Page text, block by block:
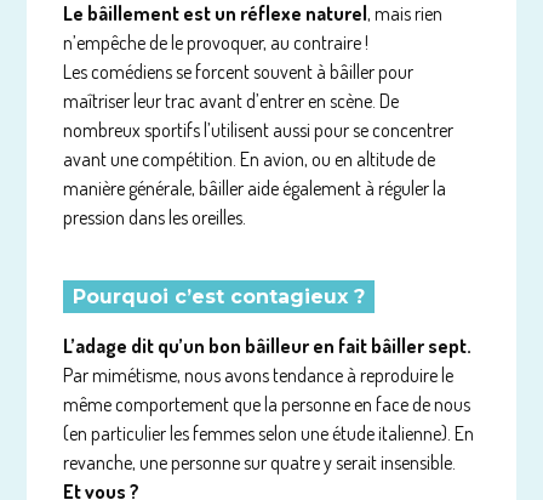
Le bâillement est un réflexe naturel, mais rien
n’empêche de le provoquer, au contraire !
Les comédiens se forcent souvent à bâiller pour
maîtriser leur trac avant d’entrer en scène. De
nombreux sportifs l’utilisent aussi pour se concentrer
avant une compétition. En avion, ou en altitude de
manière générale, bâiller aide également à réguler la
pression dans les oreilles.
Pourquoi c’est contagieux ?
L’adage dit qu’un bon bâilleur en fait bâiller sept.
Par mimétisme, nous avons tendance à reproduire le
même comportement que la personne en face de nous
(en particulier les femmes selon une étude italienne). En
revanche, une personne sur quatre y serait insensible.
Et vous ?